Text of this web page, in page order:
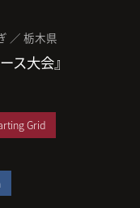
／ 栃木県
ス大会』
Grid